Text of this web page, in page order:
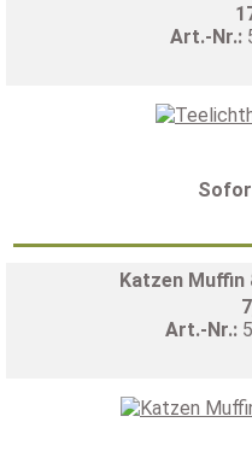
Art.-Nr.:
Katzen Muffin
Art.-Nr.: